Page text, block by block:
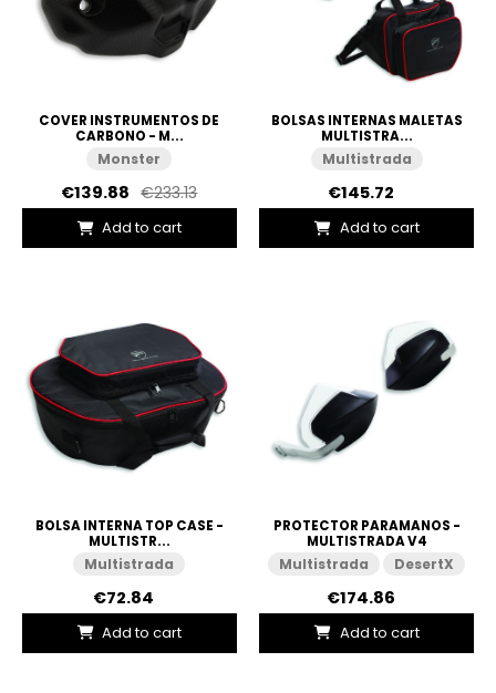
COVER INSTRUMENTOS DE
CARBONO - M...
Monster
€139.88 €233.13
Add to cart
BOLSAS INTERNAS MALETAS
MULTISTRA...
Multistrada
€145.72
Add to cart
BOLSA INTERNA TOP CASE -
MULTISTR...
Multistrada
€72.84
Add to cart
PROTECTOR PARAMANOS -
MULTISTRADA V4
Multistrada DesertX
€174.86
Add to cart